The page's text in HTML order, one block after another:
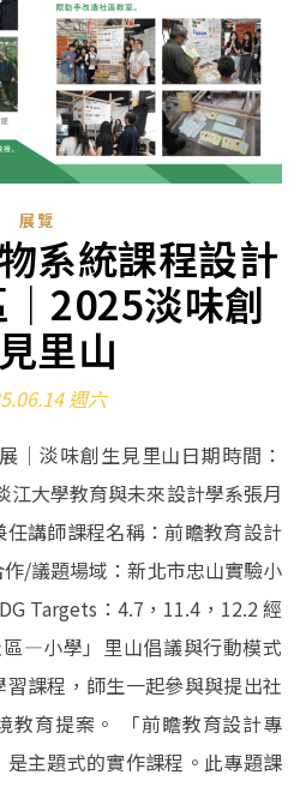
展覽
系統課程設計
2025淡味創
里山
週六
江大學教育與未來設計學系張月
講師課程名稱：前瞻教育設計
/議題場域：新北市忠山實驗小
Targets：4.7，11.4，12.2 經
—小學」里山倡議與行動模式
課程，師生一起參與與提出社
教育提案。 「前瞻教育設計專
主題式的實作課程。此專題課